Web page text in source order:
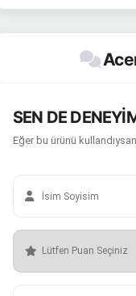
SEN DE
Eğer bu ürünü